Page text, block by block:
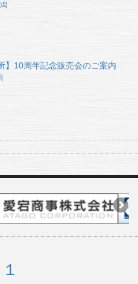
】10周年記念販売会のご案内